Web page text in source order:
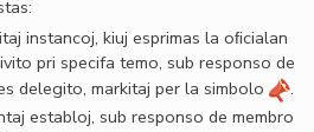
instancoj, kiuj esprimas la oﬁcialan
pri specifa temo, sub responso de
delegito, markitaj per la simbolo
.
establoj, sub responso de membro